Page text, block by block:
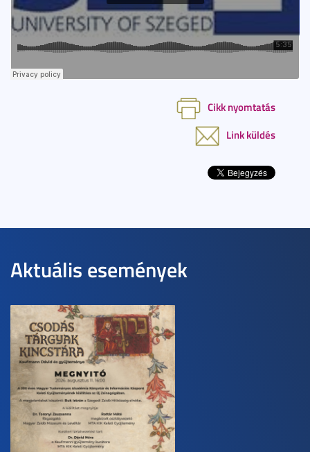
Cikk nyomtatás
Link küldés
Aktuális események